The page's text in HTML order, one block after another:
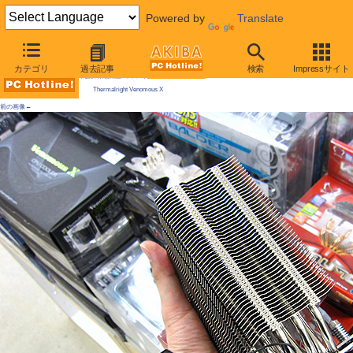
Powered by Translate
カテゴリ 過去記事 検索 Impressサイト
AKIBA PC Hotline! 2010年2月13日号
Thermalright Venomous X
前の画像←